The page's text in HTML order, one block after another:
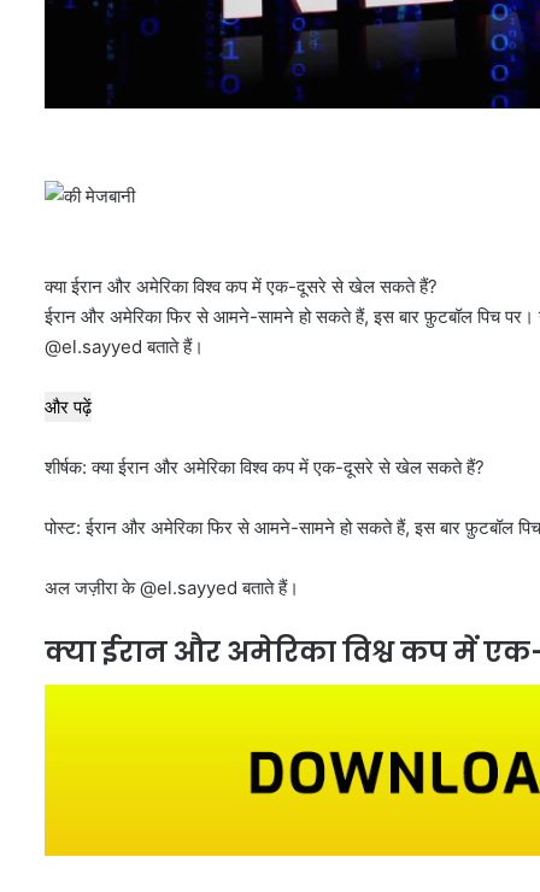
क्या ईरान और अमेरिका विश्व कप में एक-दूसरे से खेल सकते हैं?
ईरान और अमेरिका फिर से आमने-सामने हो सकते हैं, इस बार फ़ुटबॉल पिच पर।
@el.sayyed बताते हैं।
और पढ़ें
शीर्षक: क्या ईरान और अमेरिका विश्व कप में एक-दूसरे से खेल सकते हैं?
पोस्ट: ईरान और अमेरिका फिर से आमने-सामने हो सकते हैं, इस बार फ़ुटबॉल पिच
अल जज़ीरा के @el.sayyed बताते हैं।
क्या ईरान और अमेरिका विश्व कप में